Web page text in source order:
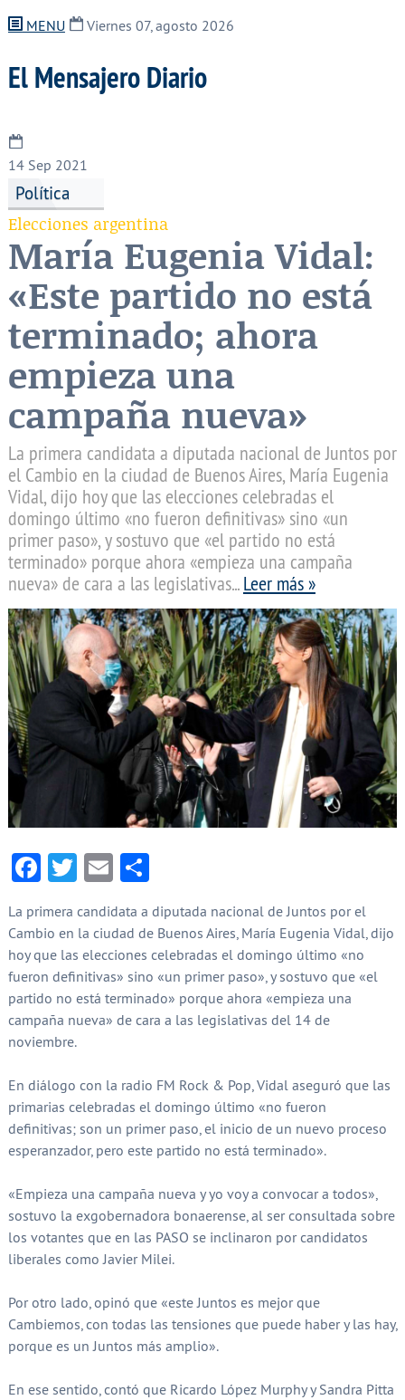
MENU Viernes 07, agosto 2026
El Mensajero Diario
14Sep 2021
Política
Elecciones argentina
María Eugenia Vidal:
«Este partido no está
terminado; ahora
empieza una
campaña nueva»
La primera candidata a diputada nacional de Juntos por
el Cambio en la ciudad de Buenos Aires, María Eugenia
Vidal, dijo hoy que las elecciones celebradas el
domingo último «no fueron definitivas» sino «un
primer paso», y sostuvo que «el partido no está
terminado» porque ahora «empieza una campaña
nueva» de cara a las legislativas...Leer más »
Facebook
Twitter
EmailCompartir
La primera candidata a diputada nacional de Juntos por el
Cambio en la ciudad de Buenos Aires, María Eugenia Vidal, dijo
hoy que las elecciones celebradas el domingo último «no
fueron definitivas» sino «un primer paso», y sostuvo que «el
partido no está terminado» porque ahora «empieza una
campaña nueva» de cara a las legislativas del 14 de
noviembre.
En diálogo con la radio FM Rock & Pop, Vidal aseguró que las
primarias celebradas el domingo último «no fueron
definitivas; son un primer paso, el inicio de un nuevo proceso
esperanzador, pero este partido no está terminado».
«Empieza una campaña nueva y yo voy a convocar a todos»,
sostuvo la exgobernadora bonaerense, al ser consultada sobre
los votantes que en las PASO se inclinaron por candidatos
liberales como Javier Milei.
Por otro lado, opinó que «este Juntos es mejor que
Cambiemos, con todas las tensiones que puede haber y las hay,
porque es un Juntos más amplio».
En ese sentido, contó que Ricardo López Murphy y Sandra Pitta